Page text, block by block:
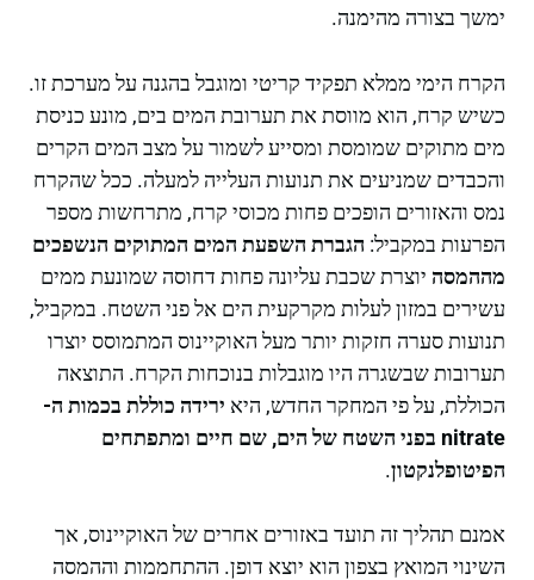
ימשך בצורה מהימנה.
הקרח הימי ממלא תפקיד קריטי ומוגבל בהגנה על מערכת זו.
כשיש קרח, הוא מווסת את תערובת המים בים, מונע כניסת
מים מתוקים שמומסת ומסייע לשמור על מצב המים הקרים
והכבדים שמניעים את תנועות העלייה למעלה. ככל שהקרח
נמס והאזורים הופכים פחות מכוסי קרח, מתרחשות מספר
הפרעות במקביל: הגברת השפעת המים המתוקים הנשפכים
מההמסה יוצרת שכבת עליונה פחות דחוסה שמונעת ממים
עשירים במזון לעלות מקרקעית הים אל פני השטח. במקביל,
תנועות סערה חזקות יותר מעל האוקיינוס המתמוסס יוצרו
תערובות שבשגרה היו מוגבלות בנוכחות הקרח. התוצאה
הכוללת, על פי המחקר החדש, היא ירידה כוללת בכמות ה-
nitrate בפני השטח של הים, שם חיים ומתפתחים
הפיטופלנקטון.
אמנם תהליך זה תועד באזורים אחרים של האוקיינוס, אך
השינוי המואץ בצפון הוא יוצא דופן. ההתחממות וההמסה